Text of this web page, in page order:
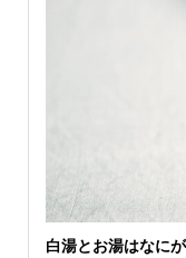
白湯とお湯はなに